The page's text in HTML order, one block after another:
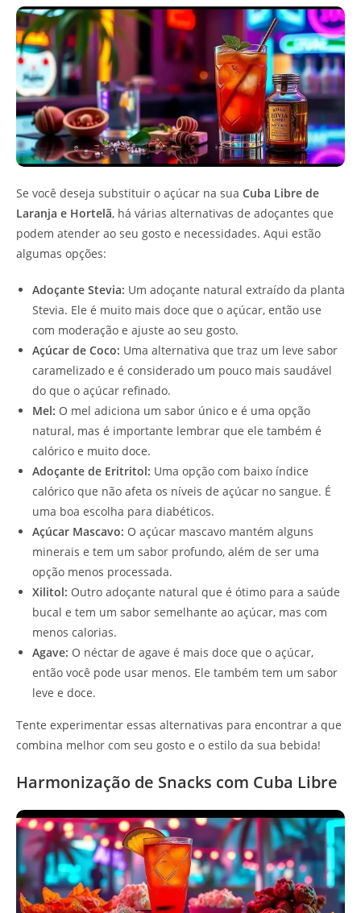
Se você deseja substituir o açúcar na sua Cuba Libre de
Laranja e Hortelã, há várias alternativas de adoçantes que
podem atender ao seu gosto e necessidades. Aqui estão
algumas opções:
Adoçante Stevia: Um adoçante natural extraído da planta
Stevia. Ele é muito mais doce que o açúcar, então use
com moderação e ajuste ao seu gosto.
Açúcar de Coco: Uma alternativa que traz um leve sabor
caramelizado e é considerado um pouco mais saudável
do que o açúcar refinado.
Mel: O mel adiciona um sabor único e é uma opção
natural, mas é importante lembrar que ele também é
calórico e muito doce.
Adoçante de Eritritol: Uma opção com baixo índice
calórico que não afeta os níveis de açúcar no sangue. É
uma boa escolha para diabéticos.
Açúcar Mascavo: O açúcar mascavo mantém alguns
minerais e tem um sabor profundo, além de ser uma
opção menos processada.
Xilitol: Outro adoçante natural que é ótimo para a saúde
bucal e tem um sabor semelhante ao açúcar, mas com
menos calorias.
Agave: O néctar de agave é mais doce que o açúcar,
então você pode usar menos. Ele também tem um sabor
leve e doce.
Tente experimentar essas alternativas para encontrar a que
combina melhor com seu gosto e o estilo da sua bebida!
Harmonização de Snacks com Cuba Libre